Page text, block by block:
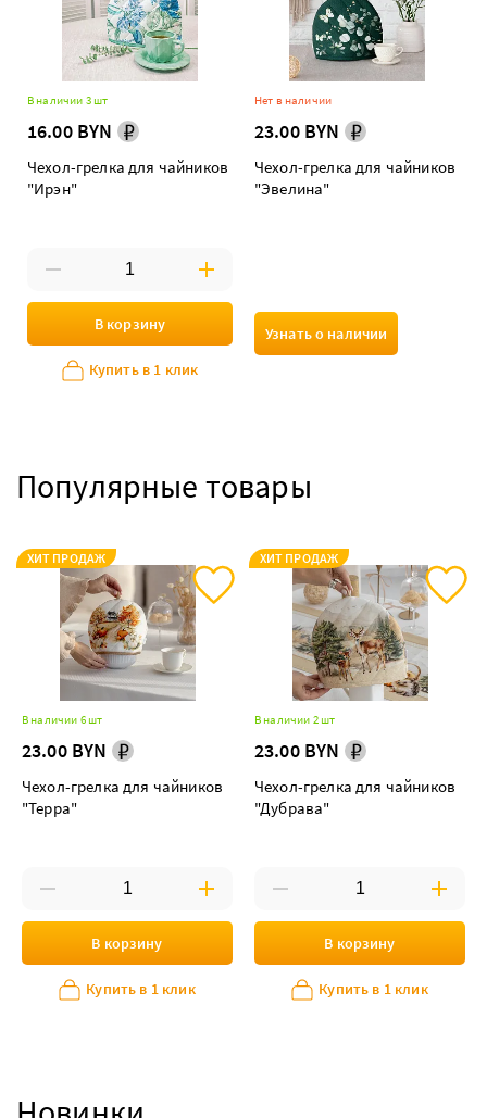
В наличии 3 шт
16.00 BYN
Чехол-грелка для чайников
"Ирэн"
В корзину
Купить в 1 клик
Нет в наличии
23.00 BYN
Чехол-грелка для чайников
"Эвелина"
Узнать о наличии
Популярные товары
ХИТ ПРОДАЖ
В наличии 6 шт
23.00 BYN
Чехол-грелка для чайников
"Терра"
В корзину
Купить в 1 клик
ХИТ ПРОДАЖ
В наличии 2 шт
23.00 BYN
Чехол-грелка для чайников
"Дубрава"
В корзину
Купить в 1 клик